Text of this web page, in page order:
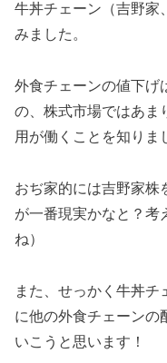
牛丼チェーン（吉野家
みました。
外食チェーンの値下げ
の、株式市場ではあま
用が働くことを知りま
おぢ家的には吉野家株
が一番現実かなと？考
ね）
また、せっかく牛丼チ
に他の外食チェーンの
いこうと思います！